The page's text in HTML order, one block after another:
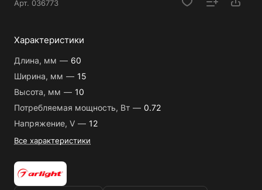
Арт. 036773
Характеристики
Длина, мм — 60
Ширина, мм — 15
Высота, мм — 10
Потребляемая мощность, Вт — 0.72
Напряжение, V — 12
Все характеристики